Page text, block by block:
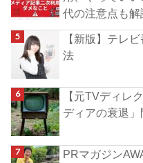
代の注意点も解
【新版】テレ
法
【元TVディレ
ディアの衰退
PRマガジン